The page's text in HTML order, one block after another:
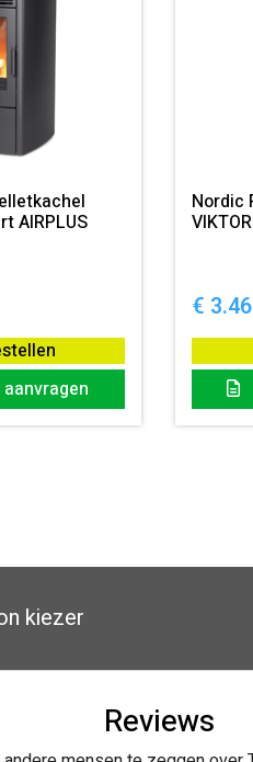
AIRPLUS
Nordic
€
kiezer
Reviews